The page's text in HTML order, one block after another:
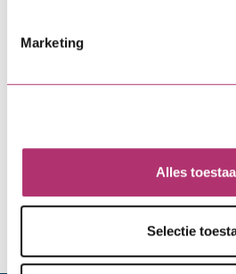
Marketing
Alles
Selectie
Bouwdepot
Hertoets
De toewijzing